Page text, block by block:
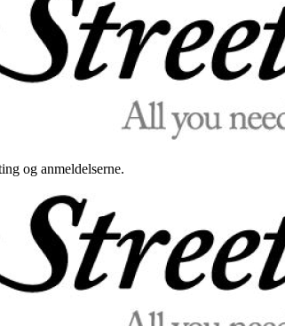
og anmeldelserne.